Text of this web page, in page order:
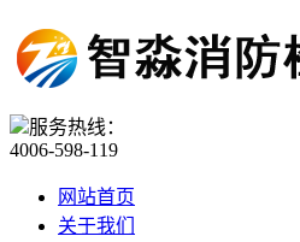
服务热线：
4006-598-119
网站首页
关于我们